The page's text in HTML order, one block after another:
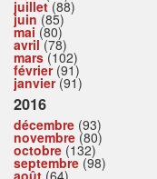
juillet(88)
juin (85)
mai (80)
avril(78)
mars(102)
février(91)
janvier(91)
2016
décembre (93)
novembre (80)
octobre (132)
septembre (98)
août (64)